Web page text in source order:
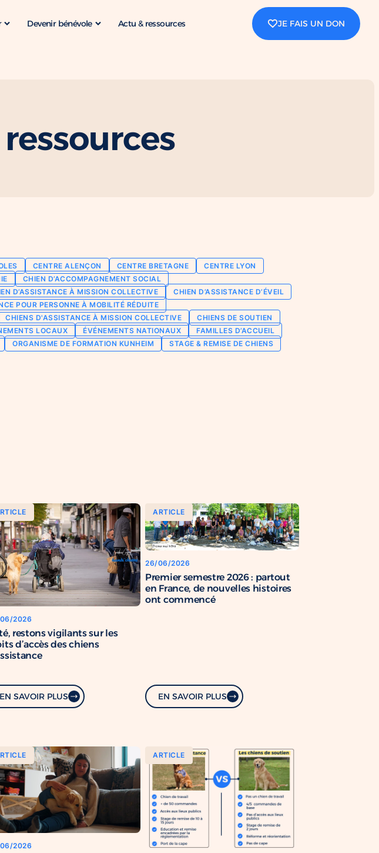
Devenir bénévole Actu & ressources JE FAIS UN DON
CENTRE ALENÇON CENTRE BRETAGNE
CENTRE LYON
CHIEN D’ACCOMPAGNEMENT SOCIAL
D’ASSISTANCE À MISSION COLLECTIVE
CHIEN D’ASSISTANCE D’ÉVEIL
POUR PERSONNE À MOBILITÉ RÉDUITE
CHIENS D'ASSISTANCE À MISSION COLLECTIVE
CHIENS DE SOUTIEN
LOCAUX ÉVÉNEMENTS NATIONAUX
FAMILLES D’ACCUEIL
ORGANISME DE FORMATION KUNHEIM STAGE & REMISE DE CHIENS
2026
restons vigilants sur les
d’accès des chiens
EN SAVOIR PLUS
ARTICLE
26/06/2026
Premier semestre 2026 : partout
en France, de nouvelles histoires
ont commencé
EN SAVOIR PLUS
2026
ARTICLE